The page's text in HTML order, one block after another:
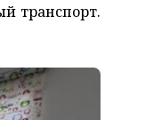
транспорт.